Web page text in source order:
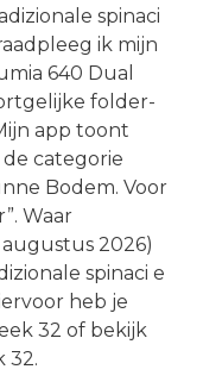
spinaci
ik mijn
640 Dual
folder-
app toont
categorie
Bodem. Voor
Waar
2026)
spinaci e
heb je
32 of bekijk
32.